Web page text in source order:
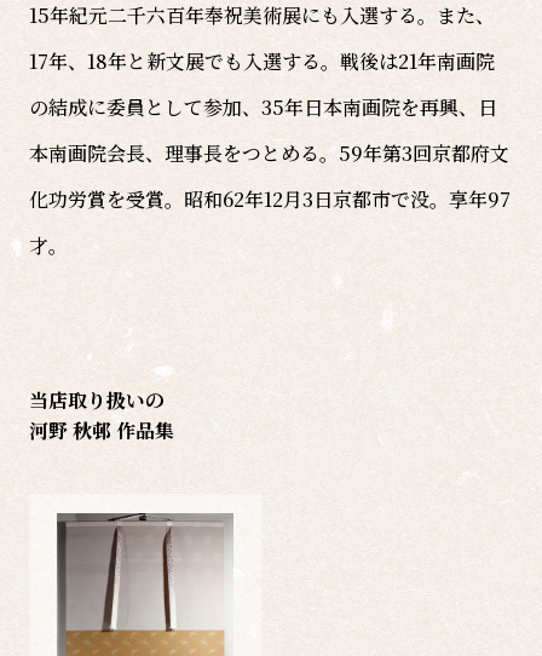
15年紀元二千六百年奉祝美術展にも入選する。また、
17年、18年と新文展でも入選する。戦後は21年南画院
の結成に委員として参加、35年日本南画院を再興、日
本南画院会長、理事長をつとめる。59年第3回京都府文
化功労賞を受賞。昭和62年12月3日京都市で没。享年97
才。
当店取り扱いの
河野 秋邨 作品集